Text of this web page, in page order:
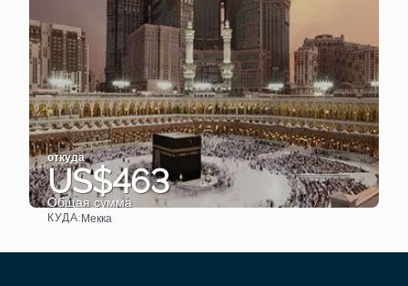
откуда
US$463
Общая сумма
КУДА:Мекка